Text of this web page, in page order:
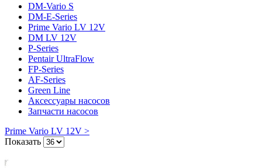
DM-Vario S
DM-E-Series
Prime Vario LV 12V
DM LV 12V
P-Series
Pentair UltraFlow
FP-Series
AF-Series
Green Line
Аксессуары насосов
Запчасти насосов
Prime Vario LV 12V >
Показать